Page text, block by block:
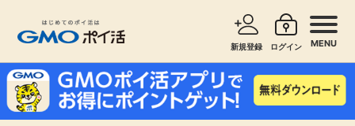
新規登録 ログイン MENU
サービスで探す ショッピングで探す